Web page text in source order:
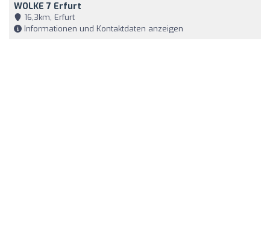
WOLKE 7 Erfurt
16,3km, Erfurt
Informationen und Kontaktdaten anzeigen